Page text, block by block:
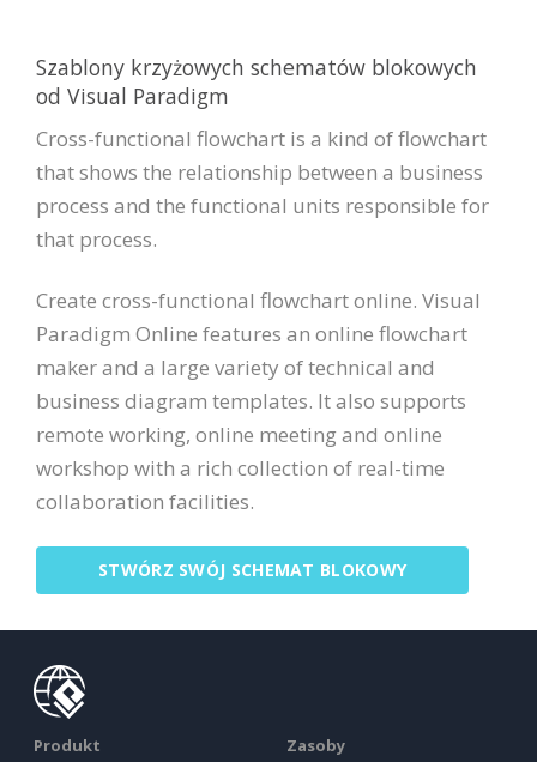
Szablony krzyżowych schematów blokowych
od Visual Paradigm
Cross-functional flowchart is a kind of flowchart
that shows the relationship between a business
process and the functional units responsible for
that process.
Create cross-functional flowchart online. Visual
Paradigm Online features an online flowchart
maker and a large variety of technical and
business diagram templates. It also supports
remote working, online meeting and online
workshop with a rich collection of real-time
collaboration facilities.
STWÓRZ SWÓJ SCHEMAT BLOKOWY
Produkt Zasoby